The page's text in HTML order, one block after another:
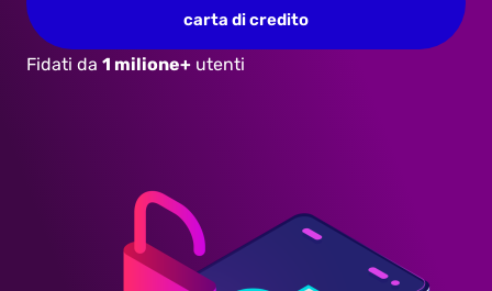
carta di credito
Fidati da 1 milione+ utenti